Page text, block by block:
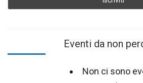
Eventi da non
Non ci sono